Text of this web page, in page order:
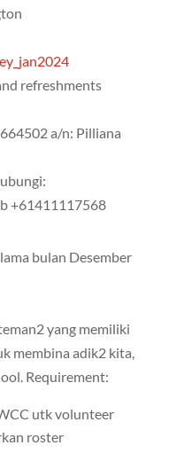
refreshments
a/n: Pilliana
+61411117568
bulan Desember
yang memiliki
membina adik2 kita,
Requirement:
utk volunteer
roster